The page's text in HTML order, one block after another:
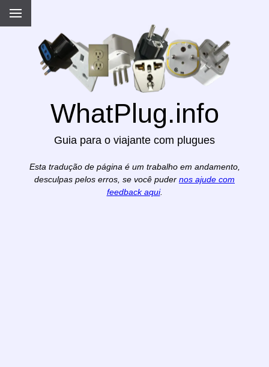
WhatPlug.info
Guia para o viajante com plugues
Esta tradução de página é um trabalho em andamento,
desculpas pelos erros, se você puder nos ajude com
feedback aqui.